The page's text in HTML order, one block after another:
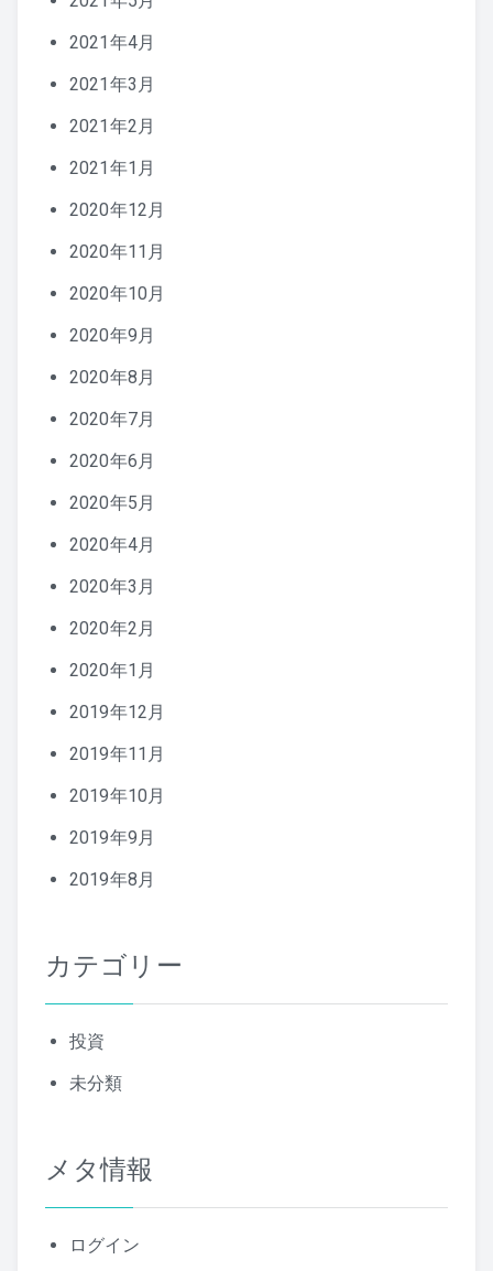
2021年4月
2021年3月
2021年2月
2021年1月
2020年12月
2020年11月
2020年10月
2020年9月
2020年8月
2020年7月
2020年6月
2020年5月
2020年4月
2020年3月
2020年2月
2020年1月
2019年12月
2019年11月
2019年10月
2019年9月
2019年8月
カテゴリー
投資
未分類
メタ情報
ログイン